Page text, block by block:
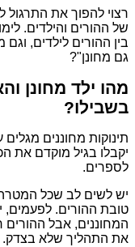
רצוי להפוך את התרגול
של ההורים והילדים.
בין ההורים לילדים,
גם מחונן"?
מהו ילד מחונן
בשבילו?
תינוקות מחוננים
יקבלו בגיל מוקדם את
לספרים.
יש לשים לב שכל
טובת ההורים. לפעמים,
המחוננים, אבל ההורים
את התהליך שלא בצדק.